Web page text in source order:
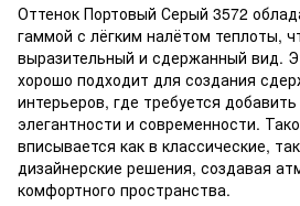
Оттенок Портовый Серый 3572
гаммой с лёгким налётом теплоты,
выразительный и сдержанный вид.
хорошо подходит для создания
интерьеров, где требуется
элегантности и современности.
вписывается как в классические,
дизайнерские решения, создавая
комфортного пространства.